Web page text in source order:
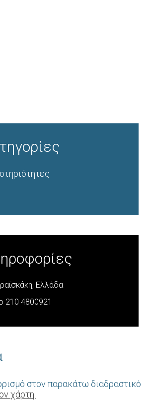
Ελλάδα
210 4800921
στον παρακάτω διαδραστικό
χάρτη.